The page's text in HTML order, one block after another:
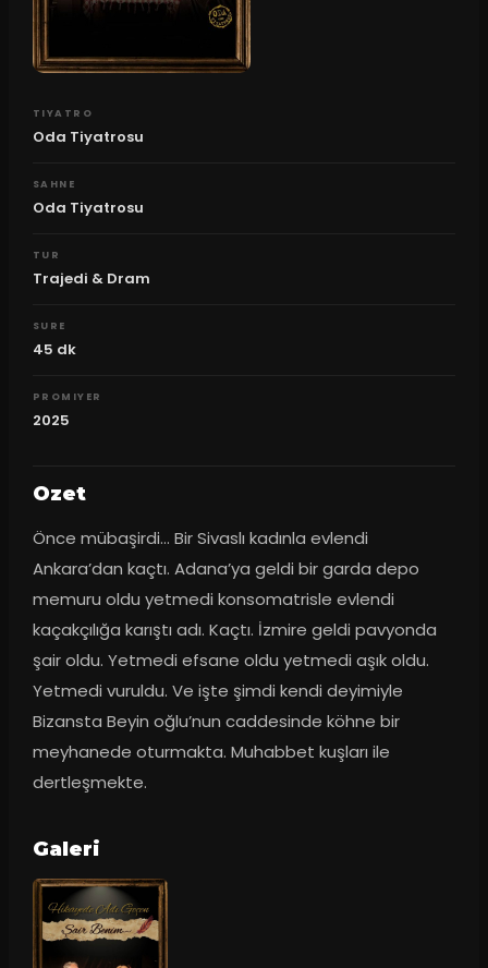
TIYATRO
Oda Tiyatrosu
SAHNE
Oda Tiyatrosu
TUR
Trajedi & Dram
SURE
45 dk
PROMIYER
2025
Ozet
Önce mübaşirdi… Bir Sivaslı kadınla evlendi
Ankara’dan kaçtı. Adana’ya geldi bir garda depo
memuru oldu yetmedi konsomatrisle evlendi
kaçakçılığa karıştı adı. Kaçtı. İzmire geldi pavyonda
şair oldu. Yetmedi efsane oldu yetmedi aşık oldu.
Yetmedi vuruldu. Ve işte şimdi kendi deyimiyle
Bizansta Beyin oğlu’nun caddesinde köhne bir
meyhanede oturmakta. Muhabbet kuşları ile
dertleşmekte.
Galeri